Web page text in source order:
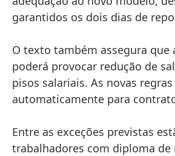
garantidos os dois dias de
O texto também assegura que
poderá provocar redução de
pisos salariais. As novas
automaticamente para
Entre as exceções previstas
trabalhadores com diploma de